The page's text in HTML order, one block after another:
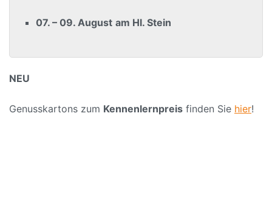
07. – 09. August am Hl. Stein
NEU
Genusskartons zum Kennenlernpreis finden Sie hier!